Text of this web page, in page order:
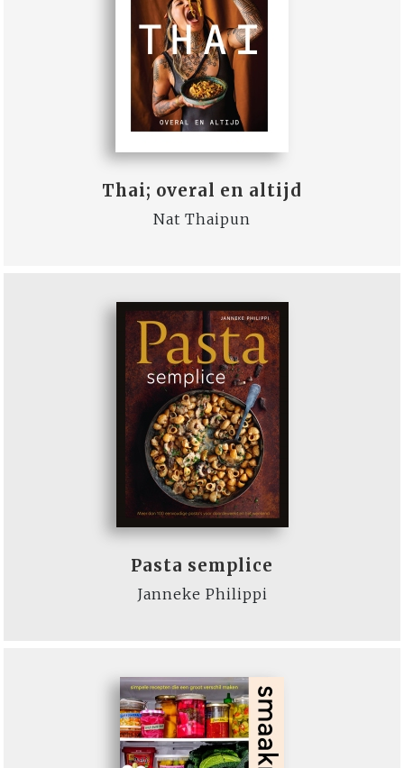
Thai; overal en altijd
Nat Thaipun
Pasta semplice
Janneke Philippi